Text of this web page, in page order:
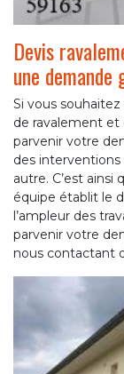
Devis
une
Si vous
de ravalement et
parvenir votre
des
autre. C’est
équipe établit le
l’ampleur des
parvenir votre
nous contactant